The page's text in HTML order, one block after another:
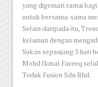
yang digemari ramai
untuk bersama-sama
Selain daripada itu,
kelainan dengan
Sukan sepanjang 3 hari
Mohd Ikmal Fareeq
Todak Fusion Sdn Bhd.